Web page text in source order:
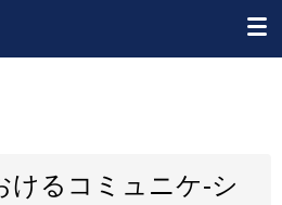
けるコミュニケ-シ